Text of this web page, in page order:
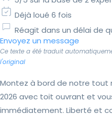
Déjà loué 6 fois
Réagit dans un délai de
Envoyez un message
Ce texte a été traduit
l'original
Montez à bord de notre tout
2026 avec toit ouvrant et
immédiatement. Liberté et